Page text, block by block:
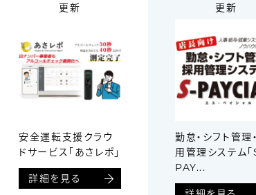
更新
安全運転支援クラウ
ドサービス「あさレポ」
詳細を見る
更新
勤怠・シフト管理
用管理システム
PAY...